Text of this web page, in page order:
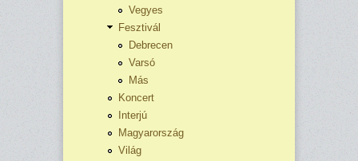
Vegyes
Fesztivál
Debrecen
Varsó
Más
Koncert
Interjú
Magyarország
Világ